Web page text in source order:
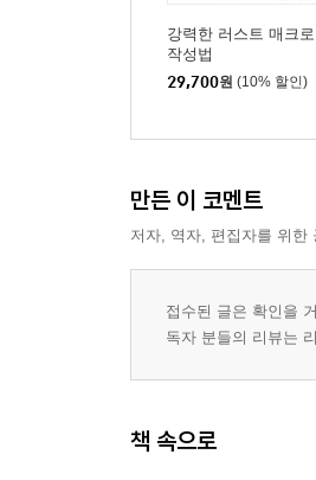
강력한 러스트 매크로
작성법
29,700원 (10% 할인)
만든 이 코멘트
저자, 역자, 편집자를 위한
접수된 글은 확인을
독자 분들의 리뷰는
책 속으로